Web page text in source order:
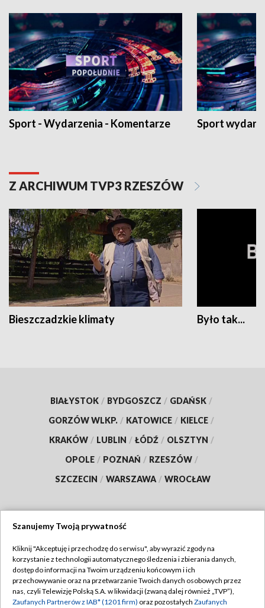
Sport - Wydarzenia - Komentarze Sport
Z ARCHIWUM TVP3 RZESZÓW
Bieszczadzkie klimaty Było tak...
BIAŁYSTOK / BYDGOSZCZ / GDAŃSK /
GORZÓW WLKP. / KATOWICE / KIELCE /
KRAKÓW / LUBLIN / ŁÓDŹ / OLSZTYN /
OPOLE / POZNAŃ / RZESZÓW /
SZCZECIN / WARSZAWA / WROCŁAW
TVP
Abonament TVP
Emisja w TVP
Regulamin TVP
Polityka prywatności
Szanujemy Twoją prywatność
Kliknij "Akceptuję i przechodzę do serwisu", aby wyrazić zgody na
korzystanie z technologii automatycznego śledzenia i zbierania danych,
dostęp do informacji na Twoim urządzeniu końcowym i ich
przechowywanie oraz na przetwarzanie Twoich danych osobowych przez
nas, czyli Telewizję Polską S.A. w likwidacji (zwaną dalej również „TVP”),
Zaufanych Partnerów z IAB* (1201 firm) oraz pozostałych Zaufanych